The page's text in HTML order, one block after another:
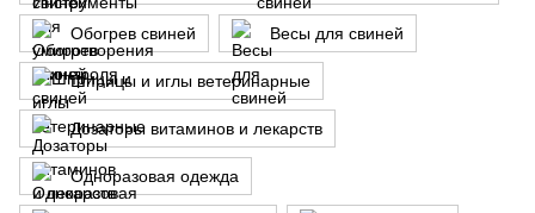
Обогрев свиней Весы для свиней
Шприцы и иглы ветеринарные
Дозаторы витаминов и лекарств
Одноразовая одежда